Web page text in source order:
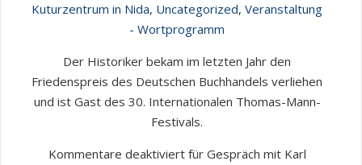
Kuturzentrum in Nida, Uncategorized, Veranstaltung
- Wortprogramm
Der Historiker bekam im letzten Jahr den
Friedenspreis des Deutschen Buchhandels verliehen
und ist Gast des 30. Internationalen Thomas-Mann-
Festivals.
Kommentare deaktiviertfür Gespräch mit Karl